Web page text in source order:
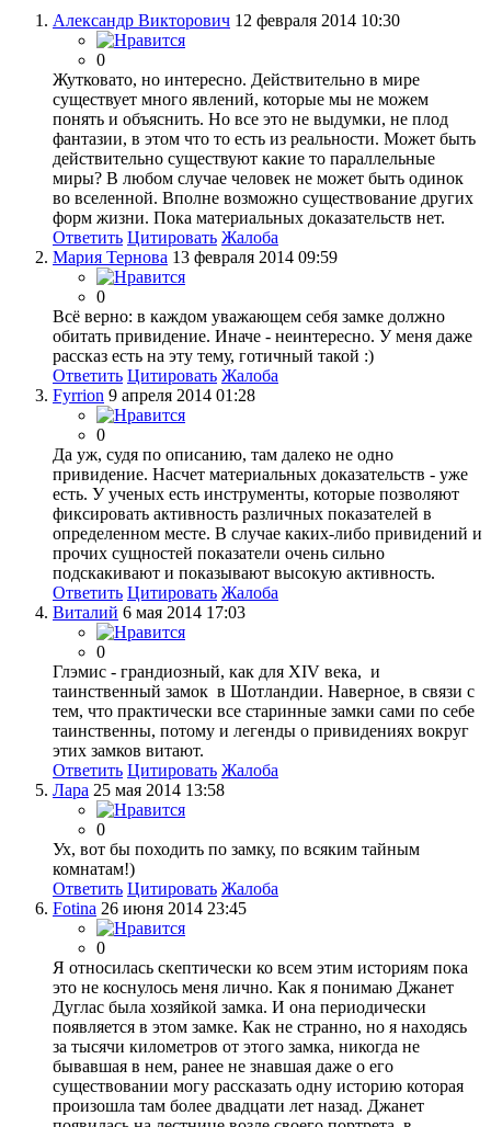
Александр Викторович 12 февраля 2014 10:30
0
Жутковато, но интересно. Действительно в мире
существует много явлений, которые мы не можем
понять и объяснить. Но все это не выдумки, не плод
фантазии, в этом что то есть из реальности. Может быть
действительно существуют какие то параллельные
миры? В любом случае человек не может быть одинок
во вселенной. Вполне возможно существование других
форм жизни. Пока материальных доказательств нет.
Ответить Цитировать Жалоба
Мария Тернова 13 февраля 2014 09:59
0
Всё верно: в каждом уважающем себя замке должно
обитать привидение. Иначе - неинтересно. У меня даже
рассказ есть на эту тему, готичный такой :)
Ответить Цитировать Жалоба
Fyrrion 9 апреля 2014 01:28
0
Да уж, судя по описанию, там далеко не одно
привидение. Насчет материальных доказательств - уже
есть. У ученых есть инструменты, которые позволяют
фиксировать активность различных показателей в
определенном месте. В случае каких-либо привидений и
прочих сущностей показатели очень сильно
подскакивают и показывают высокую активность.
Ответить Цитировать Жалоба
Виталий 6 мая 2014 17:03
0
Глэмис - грандиозный, как для ХIV века, и
таинственный замок в Шотландии. Наверное, в связи с
тем, что практически все старинные замки сами по себе
таинственны, потому и легенды о привидениях вокруг
этих замков витают.
Ответить Цитировать Жалоба
Лара 25 мая 2014 13:58
0
Ух, вот бы походить по замку, по всяким тайным
комнатам!)
Ответить Цитировать Жалоба
Fotina 26 июня 2014 23:45
0
Я относилась скептически ко всем этим историям пока
это не коснулось меня лично. Как я понимаю Джанет
Дуглас была хозяйкой замка. И она периодически
появляется в этом замке. Как не странно, но я находясь
за тысячи километров от этого замка, никогда не
бывавшая в нем, ранее не знавшая даже о его
существовании могу рассказать одну историю которая
произошла там более двадцати лет назад. Джанет